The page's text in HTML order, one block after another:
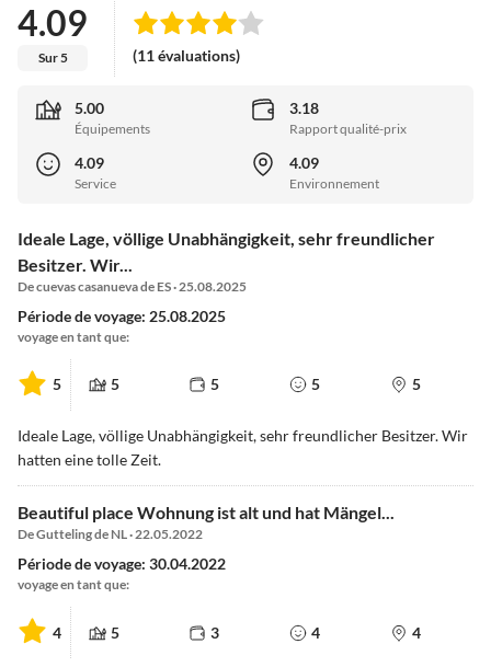
4.09
Sur 5 (11 évaluations)
5.00
Équipements
3.18
Rapport qualité-prix
4.09
Service
4.09
Environnement
Ideale Lage, völlige Unabhängigkeit, sehr freundlicher
Besitzer. Wir...
De cuevas casanueva de ES · 25.08.2025
Période de voyage: 25.08.2025
voyage en tant que:
5 5 5 5 5
Ideale Lage, völlige Unabhängigkeit, sehr freundlicher Besitzer. Wir
hatten eine tolle Zeit.
Beautiful place Wohnung ist alt und hat Mängel...
De Gutteling de NL · 22.05.2022
Période de voyage: 30.04.2022
voyage en tant que:
4 5 3 4 4